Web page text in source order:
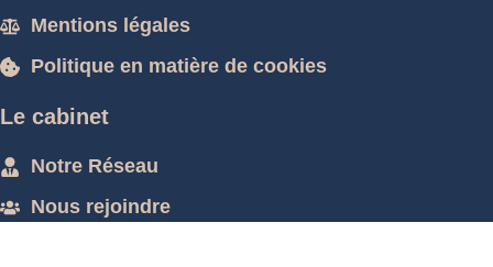
Mentions légales
Politique en matière de cookies
Le cabinet
Notre Réseau
Nous rejoindre